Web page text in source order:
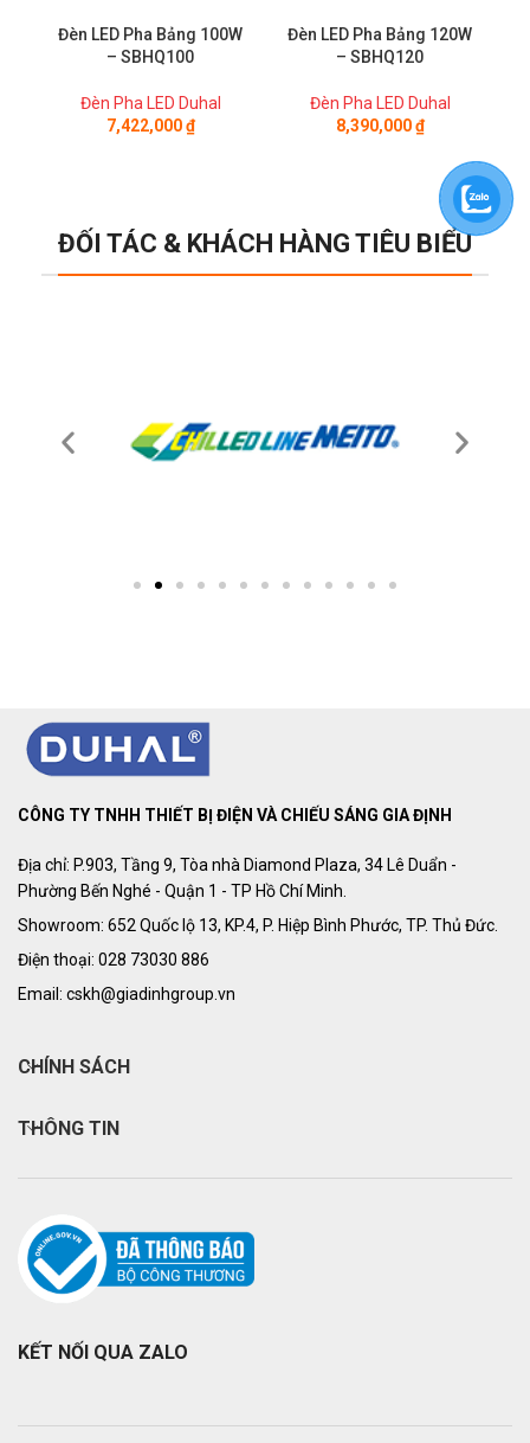
Đèn LED Pha Bảng 100W
– SBHQ100
Đèn Pha LED Duhal
7,422,000₫
Đèn LED Pha Bảng 120W
– SBHQ120
Đèn Pha LED Duhal
8,390,000₫
ĐỐI TÁC & KHÁCH HÀNG TIÊU BIỂU
CÔNG TY TNHH THIẾT BỊ ĐIỆN VÀ CHIẾU SÁNG GIA ĐỊNH
Địa chỉ: P.903, Tầng 9, Tòa nhà Diamond Plaza, 34 Lê Duẩn -
Phường Bến Nghé - Quận 1 - TP Hồ Chí Minh.
Showroom: 652 Quốc lộ 13, KP.4, P. Hiệp Bình Phước, TP. Thủ Đức.
Điện thoại: 028 73030 886
Email: cskh@giadinhgroup.vn
CHÍNH SÁCH
THÔNG TIN
KẾT NỐI QUA ZALO